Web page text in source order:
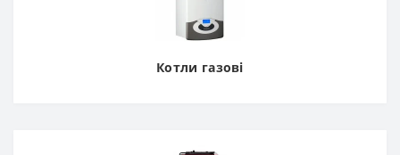
Котли газові